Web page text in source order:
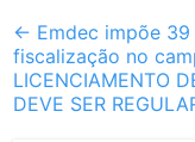
Post
navigation
← Emdec impõe
fiscalização no
LICENCIAMENTO
DEVE SER